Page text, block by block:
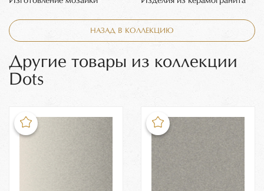
НАЗАД В КОЛЛЕКЦИЮ
Другие товары из коллекции
Dots